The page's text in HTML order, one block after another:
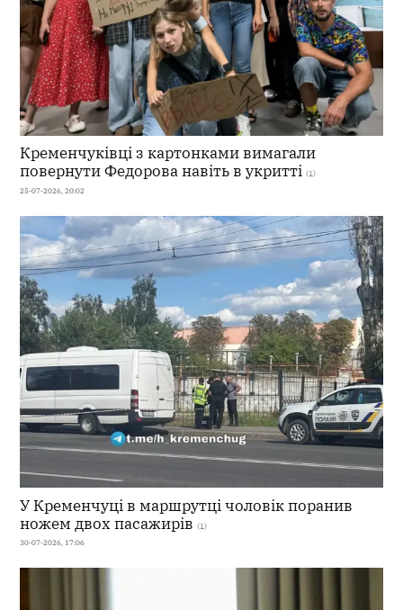
Кременчуківці з картонками вимагали
повернути Федорова навіть в укритті (1)
25-07-2026, 20:02
У Кременчуці в маршрутці чоловік поранив
ножем двох пасажирів (1)
30-07-2026, 17:06